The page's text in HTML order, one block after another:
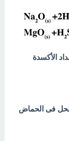
الأكسدة
تنحل فى الحماض